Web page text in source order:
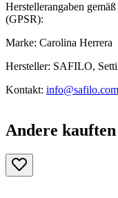
Herstellerangaben
(GPSR):
Marke: Carolina Herrera
Hersteller: SAFILO,
Kontakt: info@safilo.com
Andere